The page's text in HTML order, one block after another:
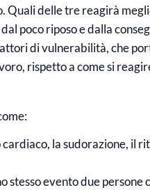
delle tre reagirà
poco riposo e dalla
di vulnerabilità, che
rispetto a come si
la sudorazione, il
stesso evento due persone